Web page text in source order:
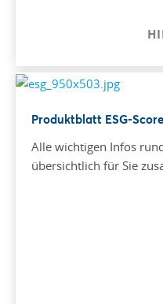
Produktblatt ESG-Score
Alle wichtigen Infos
übersichtlich für Sie